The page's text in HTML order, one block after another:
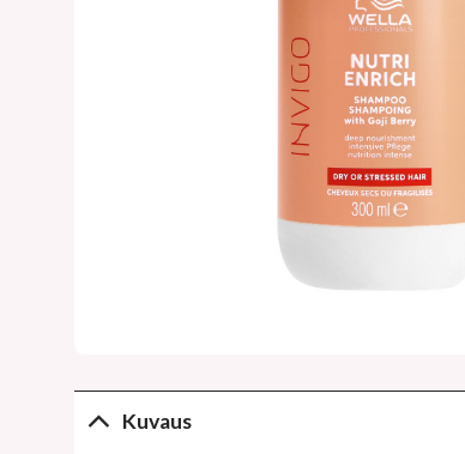
Kuvaus